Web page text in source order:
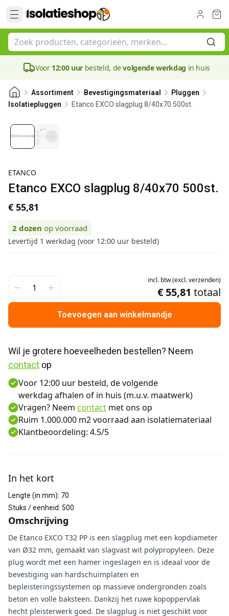
Voor 12:00 uur besteld, devolgende werkdag in huis
Assortiment Bevestigingsmateriaal
Pluggen
Isolatiepluggen
Etanco EXCO slagplug 8/40x70 500st.
ETANCO
Etanco EXCO slagplug 8/40x70 500st.
€ 55,81
2 dozen op voorraad
Levertijd 1 werkdag (voor 12:00 uur besteld)
incl. btw(excl.verzenden)
€ 55,81 totaal
Toevoegen aan winkelmandje
contact op
Voor 12:00 uur besteld, de volgende
werkdag afhalen of in huis (m.u.v. maatwerk)
Vragen? Neem contact met ons op
Ruim 1.000.000 m2 voorraad aan isolatiemateriaal
Klantbeoordeling: 4.5/5
In het kort
Lengte (in mm): 70
Stuks / eenheid: 500
Omschrijving
De Etanco EXCO T32 PP is een slagplug met een kopdiameter
van Ø32 mm, gemaakt van slagvast wit polypropyleen. Deze
plug wordt met een hamer ingeslagen en is ideaal voor de
bevestiging van hardschuimplaten en
bepleisteringssystemen op massieve ondergronden zoals
beton en volle baksteen. Dankzij het ruwe kopoppervlak
hecht pleisterwerk goed. De slagplug is niet geschikt voor